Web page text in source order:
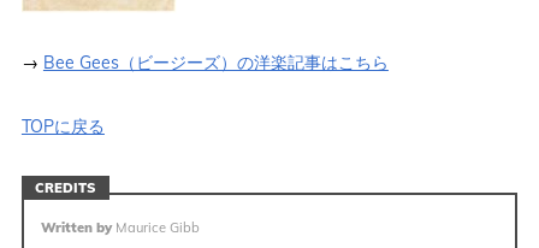
→ Bee Gees（ビージーズ）の洋楽記事はこちら
TOPに戻る
CREDITS
Written byMaurice Gibb